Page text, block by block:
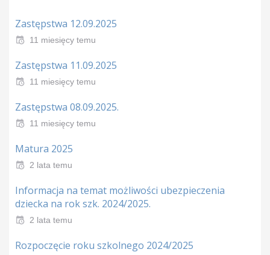
Zastępstwa 12.09.2025
11 miesięcy temu
Zastępstwa 11.09.2025
11 miesięcy temu
Zastępstwa 08.09.2025.
11 miesięcy temu
Matura 2025
2 lata temu
Informacja na temat możliwości ubezpieczenia
dziecka na rok szk. 2024/2025.
2 lata temu
Rozpoczęcie roku szkolnego 2024/2025